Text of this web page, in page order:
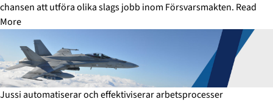
chansen att utföra olika slags jobb inom Försvarsmakten. Read
More
Jussi automatiserar och effektiviserar arbetsprocesser